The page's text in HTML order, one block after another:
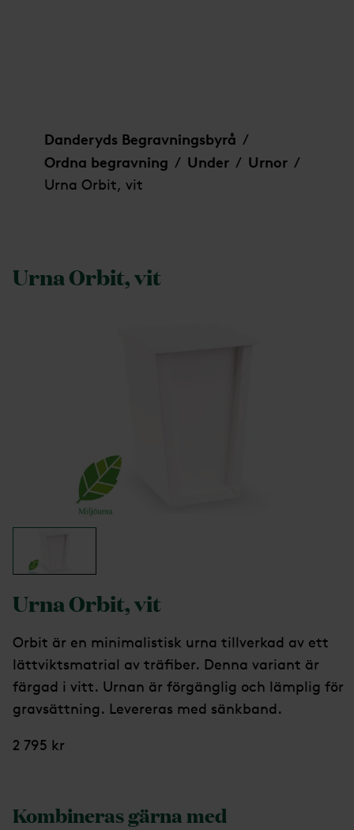
Danderyds Begravningsbyrå /
Ordna begravning / Under / Urnor /
Urna Orbit, vit
Urna Orbit, vit
Urna Orbit, vit
Orbit är en minimalistisk urna tillverkad av ett
lättviktsmatrial av träfiber. Denna variant är
färgad i vitt. Urnan är förgänglig och lämplig för
gravsättning. Levereras med sänkband.
2 795 kr
Kombineras gärna med